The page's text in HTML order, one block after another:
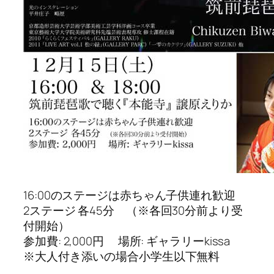
16:00のステージは赤ちゃん子供連れ歓迎
2ステージ 各45分 （※各回30分前より受
付開始）
参加費: 2,000円 場所: ギャラリーkissa
※大人付き添いの場合小学生以下無料